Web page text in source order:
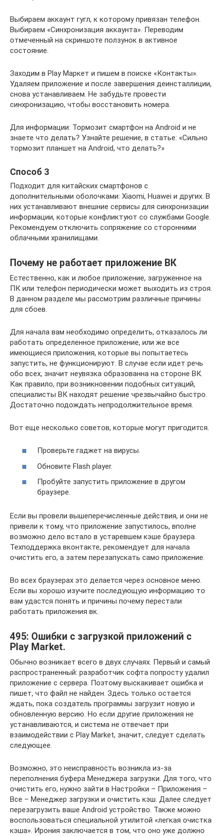
Выбираем аккаунт гугл, к которому привязан телефон.
Выбираем «Синхронизация аккаунта». Переводим
отмеченный на скриншоте ползунок в активное
состояние.
Заходим в Play Маркет и пишем в поиске «Контакты».
Удаляем приложение и после завершения деинсталлиции,
снова устанавливаем. Не забудьте провести
синхронизацию, чтобы восстановить номера.
Для информации: Тормозит смартфон на Android и не
знаете что делать? Узнайте решение, в статье: «Сильно
тормозит планшет на Android, что делать?»
Способ 3
Подходит для китайских смартфонов с
дополнительными оболочками: Xiaomi, Huawei и других. В
них устанавливают внешние сервисы для синхронизации
информации, которые конфликтуют со службами Google.
Рекомендуем отключить сопряжение со сторонними
облачными хранилищами.
Почему не работает приложение ВК
Естественно, как и любое приложение, загруженное на
ПК или телефон периодически может выходить из строя.
В данном разделе мы рассмотрим различные причины
для сбоев.
Для начала вам необходимо определить, отказалось ли
работать определенное приложение, или же все
имеющиеся приложения, которые вы попытаетесь
запустить, не функционируют. В случае если идет речь
обо всех, значит неувязка образованна на стороне ВК.
Как правило, при возникновении подобных ситуаций,
специалисты ВК находят решение чрезвычайно быстро.
Достаточно подождать непродолжительное время.
Вот еще несколько советов, которые могут пригодится.
Проверьте гаджет на вирусы.
Обновите Flash player.
Пробуйте запустить приложение в другом
браузере.
Если вы провели вышеперечисленные действия, и они не
привели к тому, что приложение запустилось, вполне
возможно дело встало в устаревшем кэше браузера.
Техподдержка вконтакте, рекомендует для начала
очистить его, а затем перезапускать само приложение.
Во всех браузерах это делается через основное меню.
Если вы хорошо изучите последующую информацию то
вам удастся понять и причины почему перестали
работать приложения вк.
495: Ошибки с загрузкой приложений с
Play Market.
Обычно возникает всего в двух случаях. Первый и самый
распространенный: разработчик софта попросту удалил
приложение с сервера. Поэтому выскакивает ошибка и
пишет, что файл не найден. Здесь только остается
ждать, пока создатель программы загрузит новую и
обновленную версию. Но если другие приложения не
устанавливаются, и система не отвечает при
взаимодействии с Play Market, значит, следует сделать
следующее.
Возможно, это неисправность возникла из-за
переполнения буфера Менеджера загрузки. Для того, что
очистить его, нужно зайти в Настройки – Приложения –
Все – Менеджер загрузки и очистить кэш. Далее следует
перезагрузить ваше Android устройство. Также можно
воспользоваться специальной утилитой «легкая очистка
кэша». Ирония заключается в том, что оно уже должно